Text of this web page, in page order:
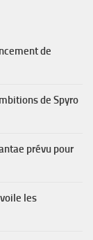
de
de Spyro
prévu pour
les